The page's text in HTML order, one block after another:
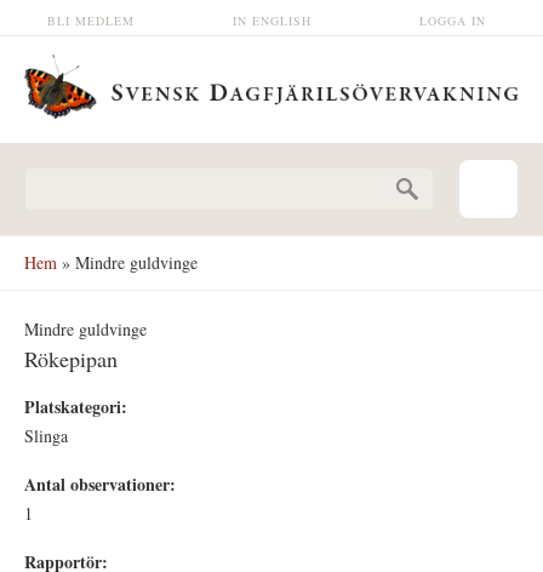
Hoppa till huvudinnehåll LOGGA IN
IN ENGLISH
BLI MEDLEM
Hem » Mindre guldvinge
Mindre guldvinge
Rökepipan
Platskategori:
Slinga
Antal observationer:
1
Rapportör: